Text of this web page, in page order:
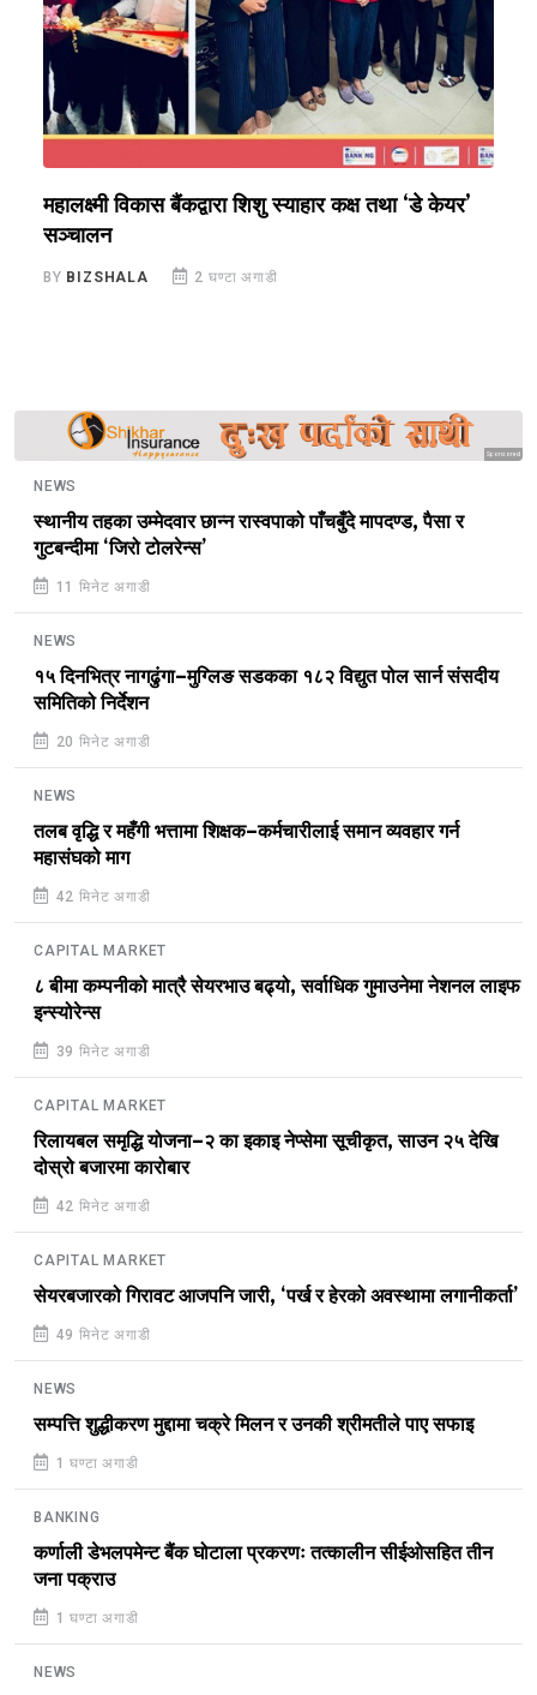
महालक्ष्मी विकास बैंकद्वारा शिशु स्याहार कक्ष तथा ‘डे केयर’
सञ्चालन
BY BIZSHALA 2 घण्टा अगाडी
Sponsored
NEWS
स्थानीय तहका उम्मेदवार छान्न रास्वपाको पाँचबुँदे मापदण्ड, पैसा र
गुटबन्दीमा ‘जिरो टोलरेन्स’
11 मिनेट अगाडी
NEWS
१५ दिनभित्र नागढुंगा–मुग्लिङ सडकका १८२ विद्युत पोल सार्न संसदीय
समितिको निर्देशन
20 मिनेट अगाडी
NEWS
तलब वृद्धि र महँगी भत्तामा शिक्षक–कर्मचारीलाई समान व्यवहार गर्न
महासंघको माग
42 मिनेट अगाडी
CAPITAL MARKET
८ बीमा कम्पनीको मात्रै सेयरभाउ बढ्यो, सर्वाधिक गुमाउनेमा नेशनल लाइफ
इन्स्योरेन्स
39 मिनेट अगाडी
CAPITAL MARKET
रिलायबल समृद्धि योजना–२ का इकाइ नेप्सेमा सूचीकृत, साउन २५ देखि
दोस्रो बजारमा कारोबार
42 मिनेट अगाडी
CAPITAL MARKET
सेयरबजारको गिरावट आजपनि जारी, ‘पर्ख र हेरको अवस्थामा लगानीकर्ता’
49 मिनेट अगाडी
NEWS
सम्पत्ति शुद्धीकरण मुद्दामा चक्रे मिलन र उनकी श्रीमतीले पाए सफाइ
1 घण्टा अगाडी
BANKING
कर्णाली डेभलपमेन्ट बैंक घोटाला प्रकरणः तत्कालीन सीईओसहित तीन
जना पक्राउ
1 घण्टा अगाडी
NEWS